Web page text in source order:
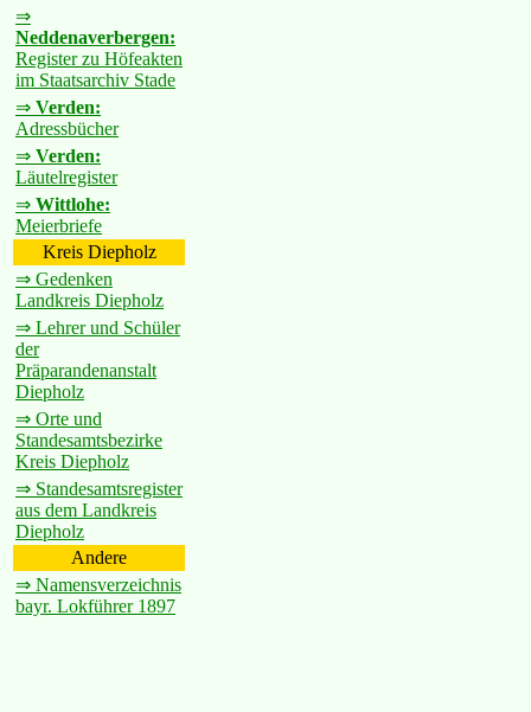
⇒
Neddenaverbergen:
Register zu Höfeakten
im Staatsarchiv Stade
⇒ Verden:
Adressbücher
⇒ Verden:
Läutelregister
⇒ Wittlohe:
Meierbriefe
Kreis Diepholz
⇒ Gedenken
Landkreis Diepholz
⇒ Lehrer und Schüler
der
Präparandenanstalt
Diepholz
⇒ Orte und
Standesamtsbezirke
Kreis Diepholz
⇒ Standesamtsregister
aus dem Landkreis
Diepholz
Andere
⇒ Namensverzeichnis
bayr. Lokführer 1897